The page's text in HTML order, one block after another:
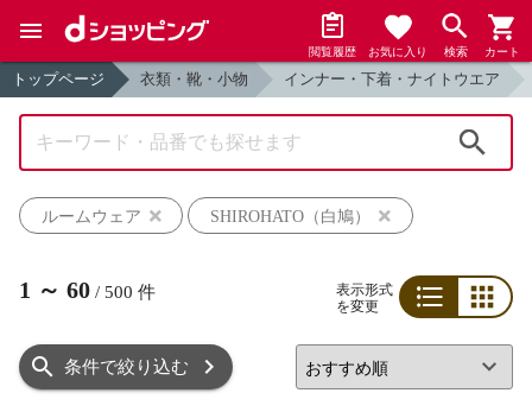
閲覧履歴 お気に入り 検索 カート
トップページ 衣類・靴・小物 インナー・下着・ナイトウエア
ルームウェア
SHIROHATO（白鳩）
1 ～ 60 / 500 件
表示形式
を変更
条件で絞り込む